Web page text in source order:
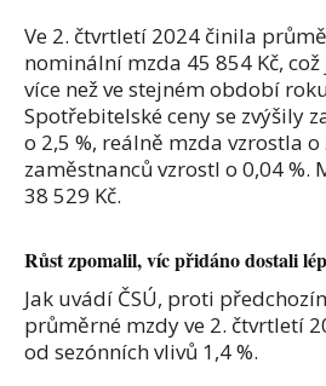
Ve 2. čtvrtletí 2024 činila
nominální mzda 45 854 Kč, což
více než ve stejném období
Spotřebitelské ceny se zvýšily
o 2,5 %, reálně mzda vzrostla o
zaměstnanců vzrostl o 0,04 %.
38 529 Kč.
Růst zpomalil, víc přidáno dostali
Jak uvádí ČSÚ, proti
průměrné mzdy ve 2. čtvrtletí
od sezónních vlivů 1,4 %.